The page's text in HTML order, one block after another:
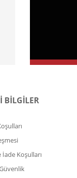
BİLGİLER
Koşulları